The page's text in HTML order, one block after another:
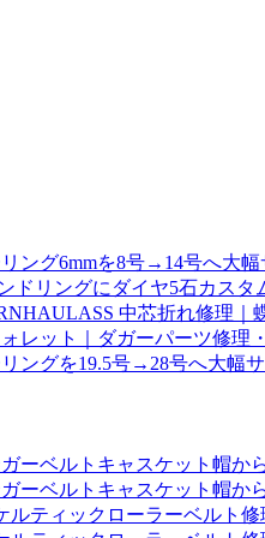
ング6mmを8号→14号へ大
ドリングにダイヤ5石カスタ
中芯折れ修理
レット｜ダガーパーツ修理
ングを19.5号→28号へ大幅
ーベルトキャスケット帽か
ーベルトキャスケット帽か
ティックローラーベルト修